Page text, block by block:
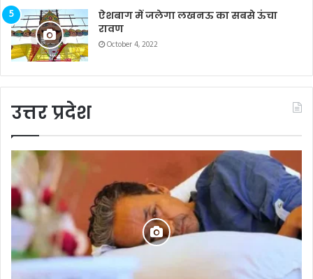
ऐशबाग में जलेगा लखनऊ का सबसे ऊंचा
रावण
October 4, 2022
उत्तर प्रदेश